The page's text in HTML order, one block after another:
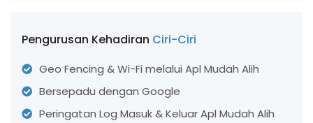
Pengurusan Kehadiran Ciri-Ciri
Geo Fencing & Wi-Fi melalui Apl Mudah Alih
Bersepadu dengan Google
Peringatan Log Masuk & Keluar Apl Mudah Alih